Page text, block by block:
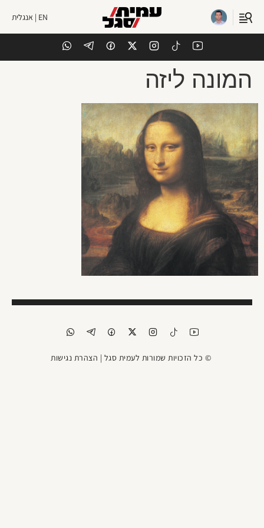
EN | אנגלית
המונה ליזה
© כל הזכויות שמורות לעמית סגל | הצהרת נגישות